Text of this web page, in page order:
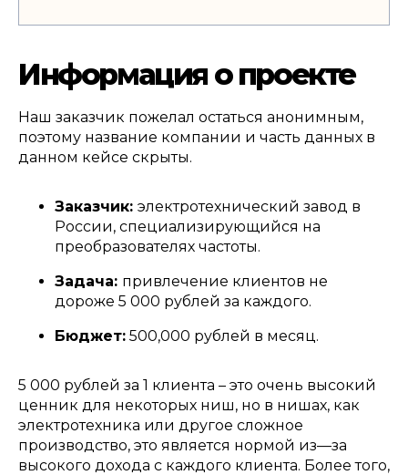
Информация о проекте
Наш заказчик пожелал остаться анонимным,
поэтому название компании и часть данных в
данном кейсе скрыты.
Заказчик: электротехнический завод в
России, специализирующийся на
преобразователях частоты.
Задача: привлечение клиентов не
дороже 5 000 рублей за каждого.
Бюджет: 500,000 рублей в месяц .
5 000 рублей за 1 клиента – это очень высокий
ценник для некоторых ниш, но в нишах, как
электротехника или другое сложное
производство, это является нормой из—за
высокого дохода с каждого клиента. Более того,